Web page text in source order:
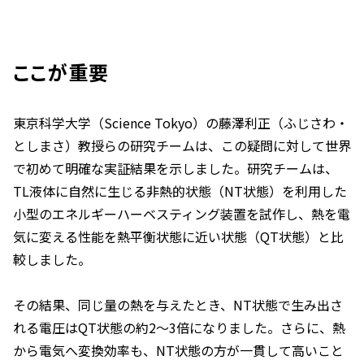
ここが重要
東京科学大学（Science Tokyo）の藤澤利正（ふじさわ・
としまさ）教授らの研究チームは、この疑問に対して世界
で初めて明確な実証結果を示しました。研究チームは、
TL液体に自然に生じる非熱的状態（NT状態）を利用した
小型のエネルギーハーベスティング装置を試作し、熱を電
気に変える性能を熱平衡状態に近い状態（QT状態）と比
較しました。
その結果、同じ量の熱を与えたとき、NT状態で生み出さ
れる電圧はQT状態の約2〜3倍になりました。さらに、熱
から電気へ変換効率も、NT状態の方が一貫して高いこと